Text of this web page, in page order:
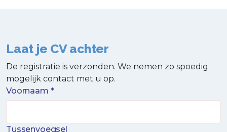
Laat je CV achter
De registratie is verzonden. We nemen zo spoedig
mogelijk contact met u op.
Voornaam *
Tussenvoegsel